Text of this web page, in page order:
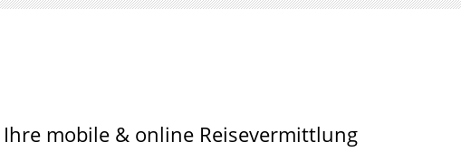
mobile & online Reisevermittlung